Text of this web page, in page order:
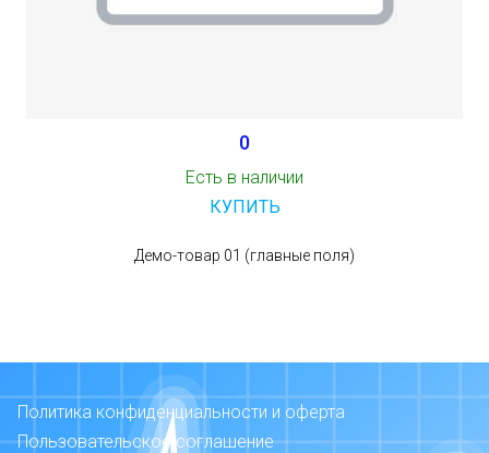
0
Есть в наличии
КУПИТЬ
Демо-товар 01 (главные поля)
Политика конфиденциальности и оферта
Пользовательское соглашение